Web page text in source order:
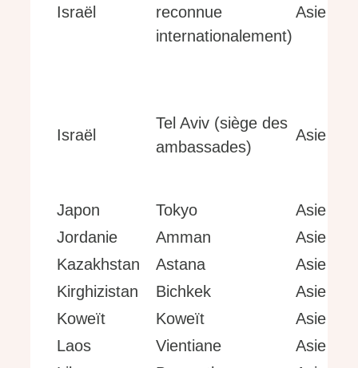
Israël
reconnue
internationalement)
Asie
Israël
Tel Aviv (siège des
ambassades)
Asie
Japon Tokyo
Asie
Jordanie
Amman
Asie
Kazakhstan
Astana
Asie
Kirghizistan
Bichkek
Asie
Koweït
Koweït
Asie
Laos
Vientiane
Asie